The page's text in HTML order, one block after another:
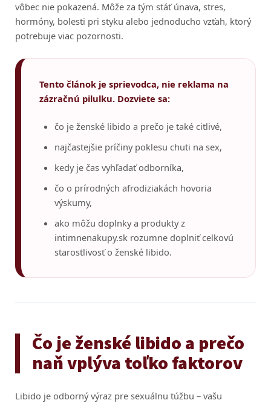
vôbec nie pokazená. Môže za tým stáť únava, stres,
hormóny, bolesti pri styku alebo jednoducho vzťah, ktorý
potrebuje viac pozornosti.
Tento článok je sprievodca, nie reklama na
zázračnú pilulku. Dozviete sa:
čo je ženské libido a prečo je také citlivé,
najčastejšie príčiny poklesu chuti na sex,
kedy je čas vyhľadať odborníka,
čo o prírodných afrodiziakách hovoria
výskumy,
ako môžu doplnky a produkty z
intimnenakupy.sk rozumne doplniť celkovú
starostlivosť o ženské libido.
Čo je ženské libido a prečo
naň vplýva toľko faktorov
Libido je odborný výraz pre sexuálnu túžbu – vašu